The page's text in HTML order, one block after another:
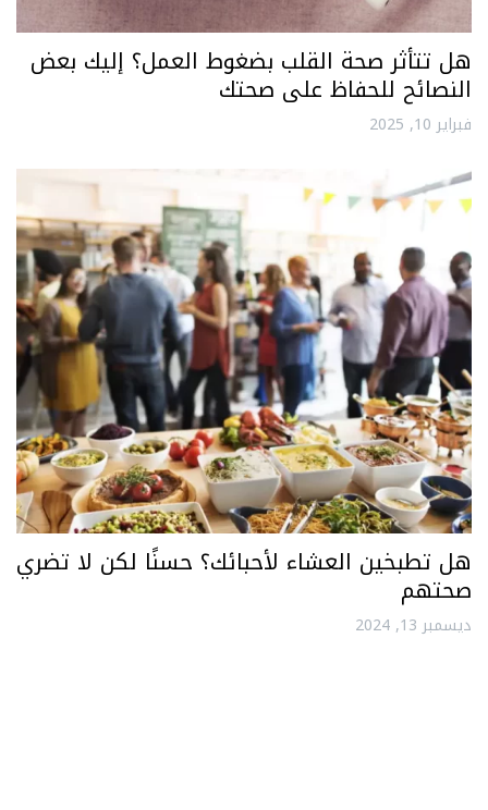
هل تتأثر صحة القلب بضغوط العمل؟ إليك بعض
النصائح للحفاظ على صحتك
فبراير 10, 2025
هل تطبخين العشاء لأحبائك؟ حسنًا لكن لا تضري
صحتهم
ديسمبر 13, 2024